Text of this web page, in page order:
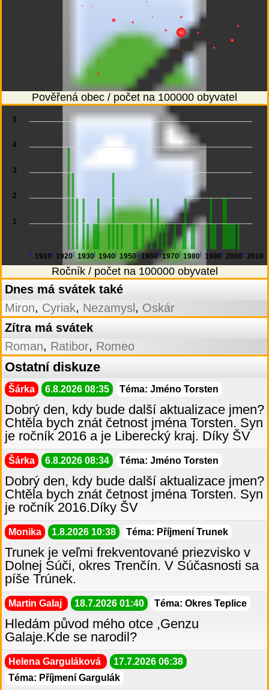
Pověřená obec / počet na 100000 obyvatel
1910 1920 1930 1940 1950 1960 1970 1980 1990 2000 2010
1
2
3
4
5
Ročník / počet na 100000 obyvatel
Dnes má svátek také
Miron, Cyriak, Nezamysl , Oskár
Zítra má svátek
Roman, Ratibor, Romeo
Ostatní diskuze
Šárka 6.8.2026 08:35 Téma: Jméno Torsten
Dobrý den, kdy bude další aktualizace jmen?
Chtěla bych znát četnost jména Torsten. Syn
je ročník 2016 a je Liberecký kraj. Díky ŠV
Šárka 6.8.2026 08:34 Téma: Jméno Torsten
Dobrý den, kdy bude další aktualizace jmen?
Chtěla bych znát četnost jména Torsten. Syn
je ročník 2016.Díky ŠV
Monika 1.8.2026 10:38 Téma: Příjmení Trunek
Trunek je veľmi frekventované priezvisko v
Dolnej Súči, okres Trenčín. V Súčasnosti sa
píše Trúnek.
Martin Galaj 18.7.2026 01:40 Téma: Okres Teplice
Hledám původ mého otce ,Genzu
Galaje.Kde se narodil?
Helena Garguláková
17.7.2026 06:38
Téma: Příjmení Gargulák